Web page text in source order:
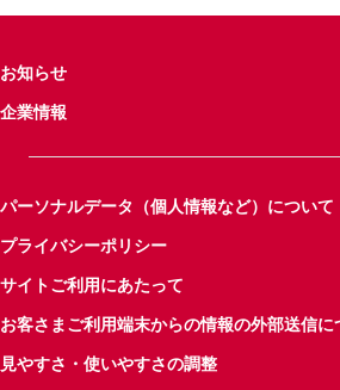
お知らせ
企業情報
パーソナルデータ（個人情報など）について
プライバシーポリシー
サイトご利用にあたって
お客さまご利用端末からの情報の外部送信に
見やすさ・使いやすさの調整